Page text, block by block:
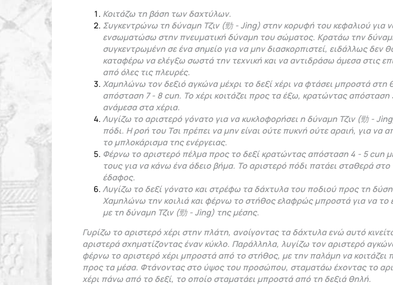
Κοιτάζω τη βάση των δαχτύλων.
Συγκεντρώνω τη δύναμη Τζιν (勁 - Jìng) στην κορυφή του κεφαλιού για
ενσωματώσω στην πνευματική δύναμη του σώματος. Κρατάω την
συγκεντρωμένη σε ένα σημείο για να μην διασκορπιστεί, ειδάλλως δεν
καταφέρω να ελέγξω σωστά την τεχνική και να αντιδράσω άμεσα στις
από όλες τις πλευρές.
Χαμηλώνω τον δεξιό αγκώνα μέχρι το δεξί χέρι να φτάσει μπροστά στη
απόσταση 7 - 8 cun. Το χέρι κοιτάζει προς τα έξω, κρατώντας απόσταση
ανάμεσα στα χέρια.
Λυγίζω το αριστερό γόνατο για να κυκλοφορήσει η δύναμη Τζιν (勁 -
πόδι. Η ροή του Τσι πρέπει να μην είναι ούτε πυκνή ούτε αραιή, για να
το μπλοκάρισμα της ενέργειας.
Φέρνω το αριστερό πέλμα προς το δεξί κρατώντας απόσταση 4 - 5 cun
τους για να κάνω ένα άδειο βήμα. Το αριστερό πόδι πατάει σταθερά στο
έδαφος.
Λυγίζω το δεξί γόνατο και στρέφω τα δάχτυλα του ποδιού προς τη
Χαμηλώνω την κοιλιά και φέρνω το στήθος ελαφρώς μπροστά για να
με τη δύναμη Τζιν (勁 - Jìng) της μέσης.
Γυρίζω το αριστερό χέρι στην πλάτη, ανοίγοντας τα δάχτυλα ενώ αυτό
αριστερά σχηματίζοντας έναν κύκλο. Παράλληλα, λυγίζω τον αριστερό
φέρνω το αριστερό χέρι μπροστά από το στήθος, με την παλάμη να κοιτάζει
προς τα μέσα. Φτάνοντας στο ύψος του προσώπου, σταματάω έχοντας το
χέρι πάνω από το δεξί, το οποίο σταματάει μπροστά από τη δεξιά θηλή.